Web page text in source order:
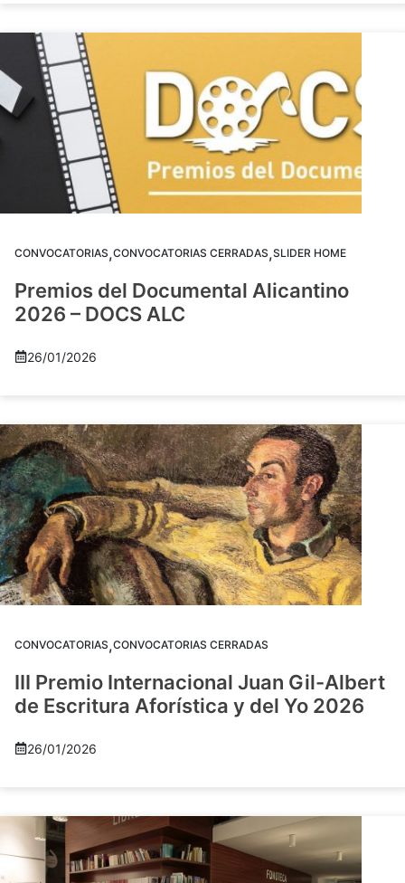
CONVOCATORIAS,CONVOCATORIAS CERRADAS,SLIDER HOME
Premios del Documental Alicantino
2026 – DOCS ALC
26/01/2026
CONVOCATORIAS,CONVOCATORIAS CERRADAS
III Premio Internacional Juan Gil-Albert
de Escritura Aforística y del Yo 2026
26/01/2026